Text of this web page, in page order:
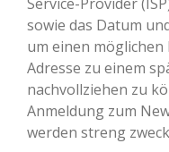
sowie das Datum
um einen
Adresse zu einem
nachvollziehen zu
Anmeldung zum
werden streng